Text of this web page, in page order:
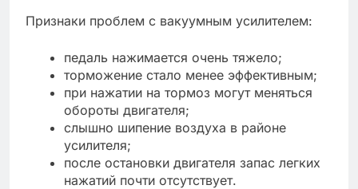
Признаки проблем с вакуумным усилителем:
педаль нажимается очень тяжело;
торможение стало менее эффективным;
при нажатии на тормоз могут меняться
обороты двигателя;
слышно шипение воздуха в районе
усилителя;
после остановки двигателя запас легких
нажатий почти отсутствует.